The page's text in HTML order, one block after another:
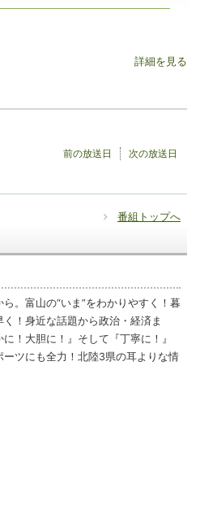
詳細を見る
次の放送日
前の放送日
番組トップへ
。富山の“いま”をわかりやすく！暮
！身近な話題から政治・経済ま
！大胆に！』そして『丁寧に！』
ツにも全力！北陸3県の耳よりな情